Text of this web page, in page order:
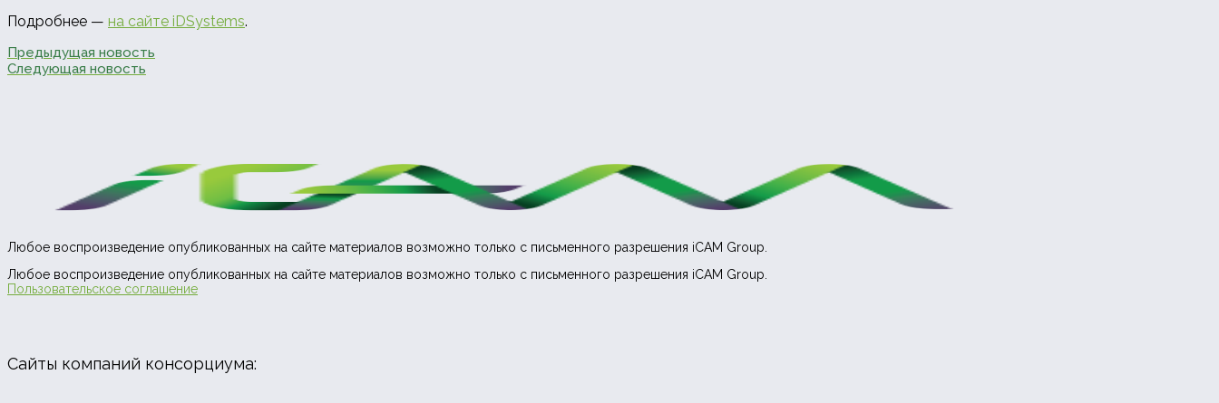
Подробнее — на сайте iDSystems.
Предыдущая новость
Следующая новость
Любое воспроизведение опубликованных на сайте материалов возможно только с письменного разрешения iCAM Group.
Любое воспроизведение опубликованных на сайте материалов возможно только с письменного разрешения iCAM Group.
Пользовательское соглашение
Сайты компаний консорциума: